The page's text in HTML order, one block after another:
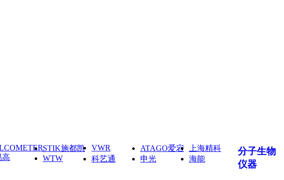
高
STIK施都凯 VWR ATAGO爱宕 上海精科
WTW
科艺通 申光 海能
分子生物
仪器